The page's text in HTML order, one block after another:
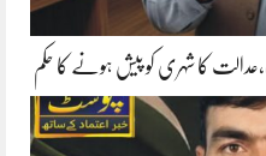
کا شہری کو پیش ہونے کا حکم